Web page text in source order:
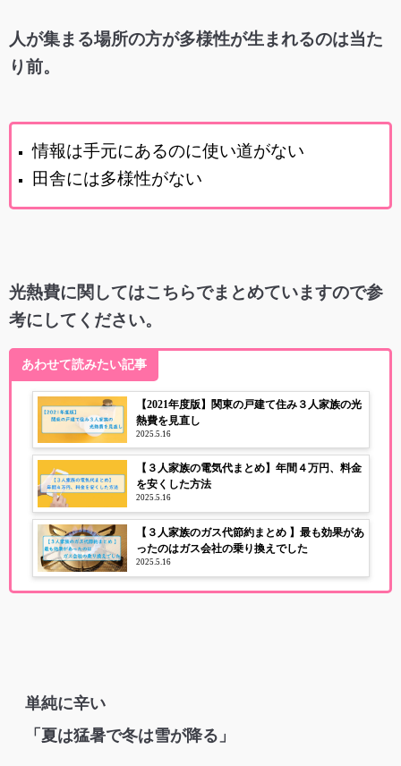
人が集まる場所の方が多様性が生まれるのは当た
り前。
情報は手元にあるのに使い道がない
田舎には多様性がない
光熱費に関してはこちらでまとめていますので参
考にしてください。
あわせて読みたい記事
【2021年度版】関東の戸建て住み３人家族の光
熱費を見直し
2025.5.16
【３人家族の電気代まとめ】年間４万円、料金
を安くした方法
2025.5.16
【３人家族のガス代節約まとめ 】最も効果があ
ったのはガス会社の乗り換えでした
2025.5.16
単純に辛い
「夏は猛暑で冬は雪が降る」